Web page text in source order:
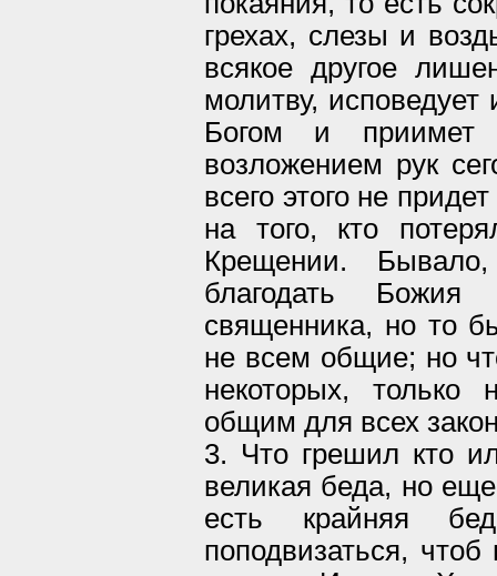
грехах, слезы и
всякое другое
молитву, исповедует
Богом и приимет
возложением рук
всего этого не
на того, кто
Крещении.
благодать
священника, но то
не всем общие; но
некоторых, только
общим для всех
3. Что грешил кто
великая беда, но
есть крайняя
поподвизаться, чтоб